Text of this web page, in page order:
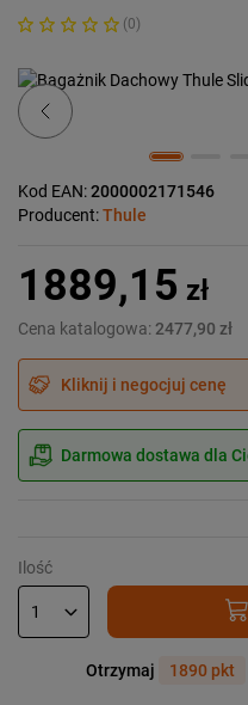
(0)
Previous
Kod EAN:2000002171546
Producent:Thule
1889,15 zł
Cena katalogowa: 2477,90 zł
Kliknij i negocjuj cenę
Darmowa dostawa dla
Ilość
Otrzymaj 1890 pkt